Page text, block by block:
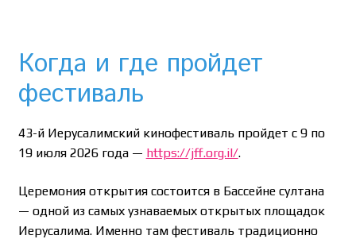
Когда и где пройдет
фестиваль
43-й Иерусалимский кинофестиваль пройдет с 9 по
19 июля 2026 года — https://jff.org.il/.
Церемония открытия состоится в Бассейне султана
— одной из самых узнаваемых открытых площадок
Иерусалима. Именно там фестиваль традиционно